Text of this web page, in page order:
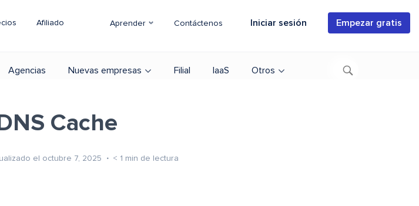
Afiliado Aprender Contáctenos Iniciar sesión Empezar gratis
Agencias Nuevas empresas Filial IaaS Otros
Cache
el octubre 7, 2025 < 1 min de lectura